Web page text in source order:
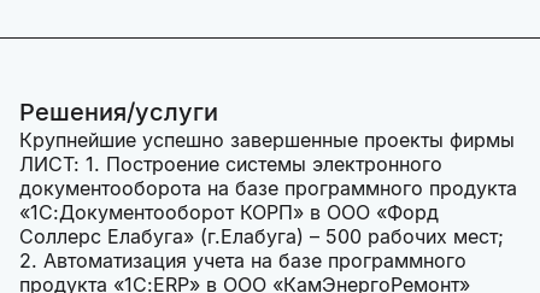
Решения/услуги
Крупнейшие успешно завершенные проекты фирмы
ЛИСТ: 1. Построение системы электронного
документооборота на базе программного продукта
«1С:Документооборот КОРП» в ООО «Форд
Соллерс Елабуга» (г.Елабуга) – 500 рабочих мест;
2. Автоматизация учета на базе программного
продукта «1С:ERP» в ООО «КамЭнергоРемонт»